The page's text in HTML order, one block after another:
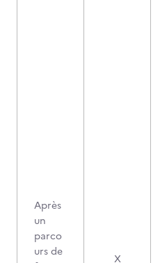
Après
un
parco
urs de
X